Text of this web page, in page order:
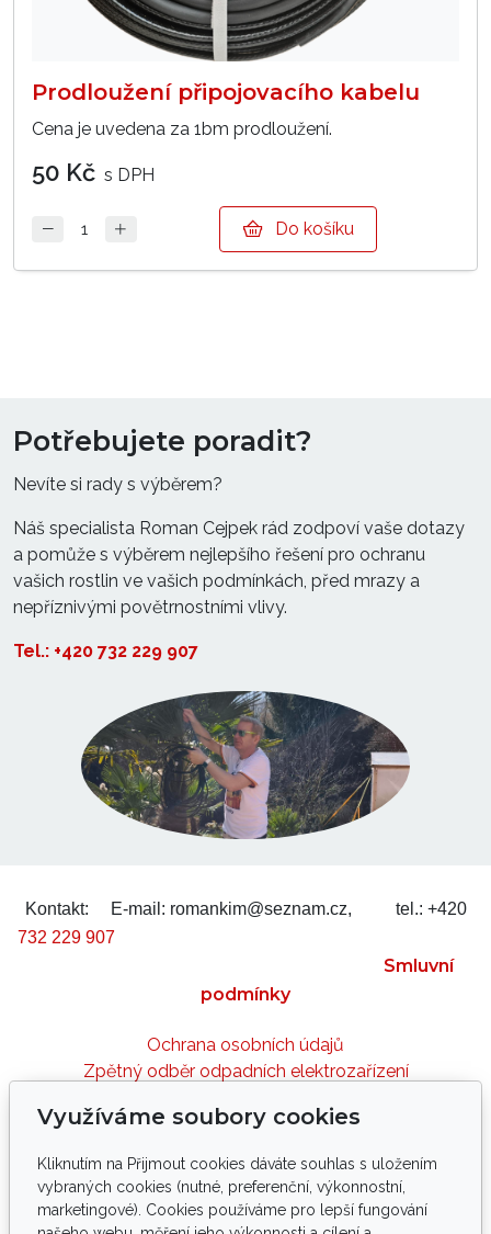
Prodloužení připojovacího kabelu
Cena je uvedena za 1bm prodloužení.
50 Kč s DPH
Do košíku
Potřebujete poradit?
Nevíte si rady s výběrem?
Náš specialista Roman Cejpek rád zodpoví vaše dotazy
a pomůže s výběrem nejlepšího řešení pro ochranu
vašich rostlin ve vašich podmínkách, před mrazy a
nepříznivými povětrnostními vlivy.
Tel.: +420 732 229 907
Kontakt: E-mail: romankim@seznam.cz, tel.: +420
732 229 907
Smluvní
podmínky
Ochrana osobních údajů
Zpětný odběr odpadních elektrozařízení
Sledujte nás
Využíváme soubory cookies
Kliknutím na Přijmout cookies dáváte souhlas s uložením
vybraných cookies (nutné, preferenční, výkonnostní,
marketingové). Cookies používáme pro lepší fungování